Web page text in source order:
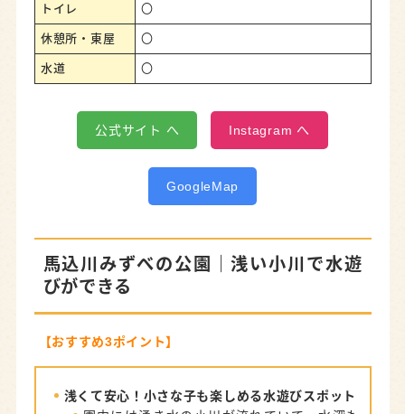
トイレ 〇
休憩所・東屋 〇
水道 〇
公式サイト へ Instagram へ
GoogleMap
馬込川みずべの公園
｜浅い小川で水遊
びができる
【おすすめ3ポイント】
浅くて安心！小さな子も楽しめる水遊びスポット